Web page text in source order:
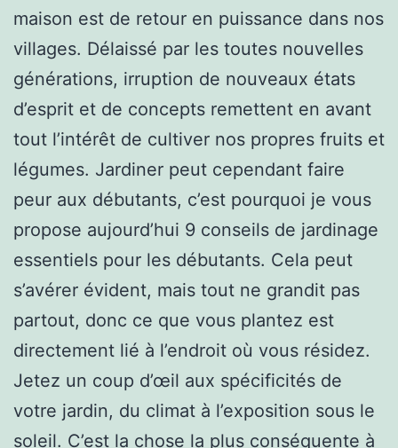
maison est de retour en puissance dans nos
villages. Délaissé par les toutes nouvelles
générations, irruption de nouveaux états
d’esprit et de concepts remettent en avant
tout l’intérêt de cultiver nos propres fruits et
légumes. Jardiner peut cependant faire
peur aux débutants, c’est pourquoi je vous
propose aujourd’hui 9 conseils de jardinage
essentiels pour les débutants. Cela peut
s’avérer évident, mais tout ne grandit pas
partout, donc ce que vous plantez est
directement lié à l’endroit où vous résidez.
Jetez un coup d’œil aux spécificités de
votre jardin, du climat à l’exposition sous le
soleil. C’est la chose la plus conséquente à